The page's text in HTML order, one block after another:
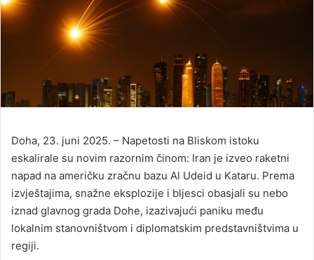
Doha, 23. juni 2025. – Napetosti na Bliskom istoku
eskalirale su novim razornim činom: Iran je izveo raketni
napad na američku zračnu bazu Al Udeid u Kataru. Prema
izvještajima, snažne eksplozije i bljesci obasjali su nebo
iznad glavnog grada Dohe, izazivajući paniku među
lokalnim stanovništvom i diplomatskim predstavništvima u
regiji.